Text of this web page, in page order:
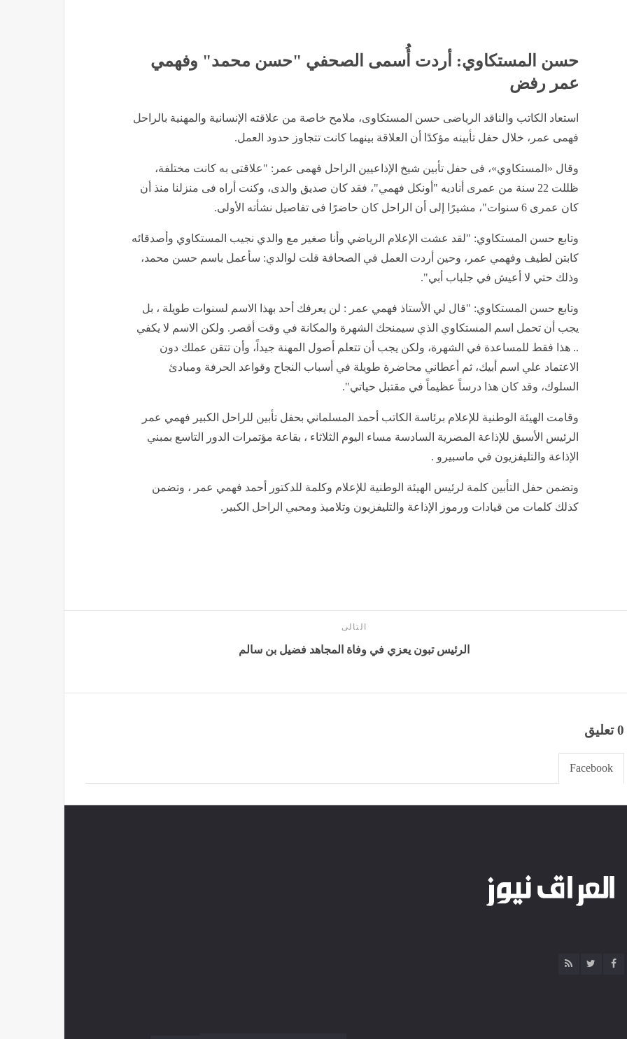
حسن المستكاوي: أردت أُسمى الصحفي "حسن محمد" وفهمي
عمر رفض
استعاد الكاتب والناقد الرياضى حسن المستكاوى، ملامح خاصة من علاقته الإنسانية والمهنية بالراحل
فهمى عمر، خلال حفل تأبينه مؤكدًا أن العلاقة بينهما كانت تتجاوز حدود العمل.
وقال «المستكاوي»، فى حفل تأبين شيخ الإذاعيين الراحل فهمى عمر: "علاقتى به كانت مختلفة،
ظللت 22 سنة من عمرى أناديه "أونكل فهمي"، فقد كان صديق والدى، وكنت أراه فى منزلنا منذ أن
كان عمرى 6 سنوات"، مشيرًا إلى أن الراحل كان حاضرًا فى تفاصيل نشأته الأولى.
وتابع حسن المستكاوي: "لقد عشت الإعلام الرياضي وأنا صغير مع والدي نجيب المستكاوي وأصدقائه
كابتن لطيف وفهمي عمر، وحين أردت العمل في الصحافة قلت لوالدي: سأعمل باسم حسن محمد،
وذلك حتي لا أعيش في جلباب أبي".
وتابع حسن المستكاوي: "قال لي الأستاذ فهمي عمر : لن يعرفك أحد بهذا الاسم لسنوات طويلة ، بل
يجب أن تحمل اسم المستكاوي الذي سيمنحك الشهرة والمكانة في وقت أقصر. ولكن الاسم لا يكفي
.. هذا فقط للمساعدة في الشهرة، ولكن يجب أن تتعلم أصول المهنة جيداً، وأن تتقن عملك دون
الاعتماد علي اسم أبيك، ثم أعطاني محاضرة طويلة في أسباب النجاح وقواعد الحرفة ومبادئ
السلوك، وقد كان هذا درساً عظيماً في مقتبل حياتي".
وقامت الهيئة الوطنية للإعلام برئاسة الكاتب أحمد المسلماني بحفل تأبين للراحل الكبير فهمي عمر
الرئيس الأسبق للإذاعة المصرية السادسة مساء اليوم الثلاثاء ، بقاعة مؤتمرات الدور التاسع بمبني
الإذاعة والتليفزيون في ماسبيرو .
وتضمن حفل التأبين كلمة لرئيس الهيئة الوطنية للإعلام وكلمة للدكتور أحمد فهمي عمر ، وتضمن
كذلك كلمات من قيادات ورموز الإذاعة والتليفزيون وتلاميذ ومحبي الراحل الكبير.
التالى
الرئيس تبون يعزي في وفاة المجاهد فضيل بن سالم
0 تعليق
Facebook